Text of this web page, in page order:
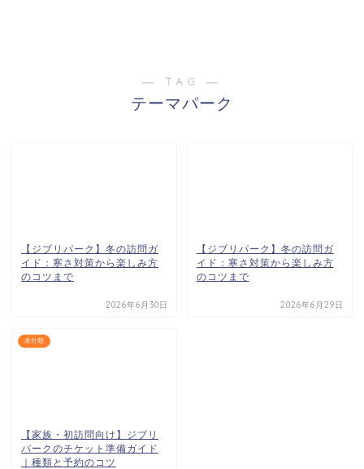
― TAG ―
テーマパーク
【ジブリパーク】冬の訪問ガ
イド：寒さ対策から楽しみ方
のコツまで
2026年6月30日
【ジブリパーク】冬の訪問ガ
イド：寒さ対策から楽しみ方
のコツまで
2026年6月29日
未分類
【家族・初訪問向け】ジブリ
パークのチケット準備ガイド
｜種類と予約のコツ